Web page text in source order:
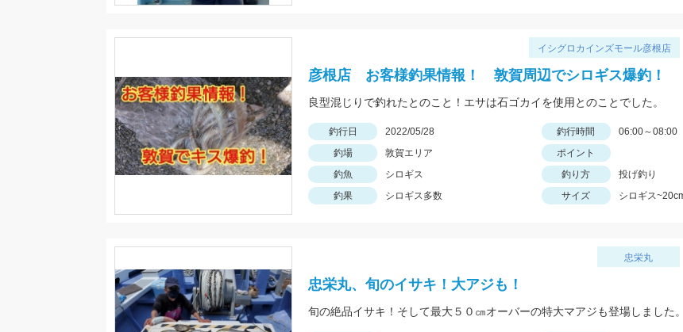
イシグロカインズモール彦根店
彦根店 お客様釣果情報！ 敦賀周辺でシロギス爆釣！
良型混じりで釣れたとのこと！エサは石ゴカイを使用とのことでした。
釣行日 2022/05/28 釣行時間
06:00～08:00
釣場
敦賀エリア
ポイント
釣魚
シロギス 釣り方
投げ釣り
釣果
シロギス多数 サイズ シロギス
忠栄丸
忠栄丸、旬のイサキ！大アジも！
旬の絶品イサキ！そして最大５０㎝オーバーの特大マアジも登場しました。